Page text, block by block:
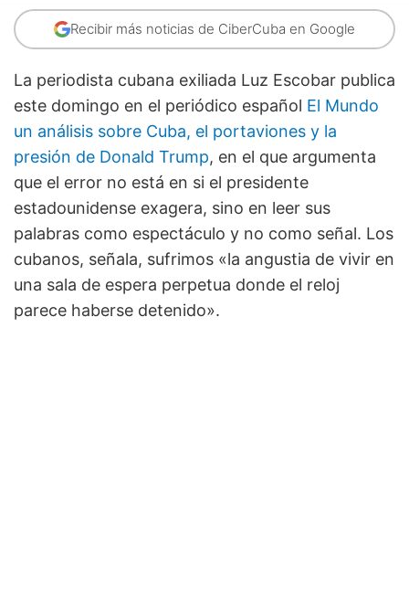
Recibir más noticias de CiberCuba en Google
La periodista cubana exiliada Luz Escobar publica
este domingo en el periódico español El Mundo
un análisis sobre Cuba, el portaviones y la
presión de Donald Trump, en el que argumenta
que el error no está en si el presidente
estadounidense exagera, sino en leer sus
palabras como espectáculo y no como señal. Los
cubanos, señala, sufrimos «la angustia de vivir en
una sala de espera perpetua donde el reloj
parece haberse detenido».